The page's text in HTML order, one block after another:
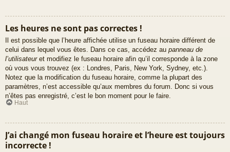
Les heures ne sont pas correctes !
Il est possible que l’heure affichée utilise un fuseau horaire différent de
celui dans lequel vous êtes. Dans ce cas, accédez au panneau de
l’utilisateuret modifiez le fuseau horaire afin qu’il corresponde à la zone
où vous vous trouvez (ex : Londres, Paris, New York, Sydney, etc.).
Notez que la modification du fuseau horaire, comme la plupart des
paramètres, n’est accessible qu’aux membres du forum. Donc si vous
n’êtes pas enregistré, c’est le bon moment pour le faire.
Haut
J’ai changé mon fuseau horaire et l’heure est toujours
incorrecte !